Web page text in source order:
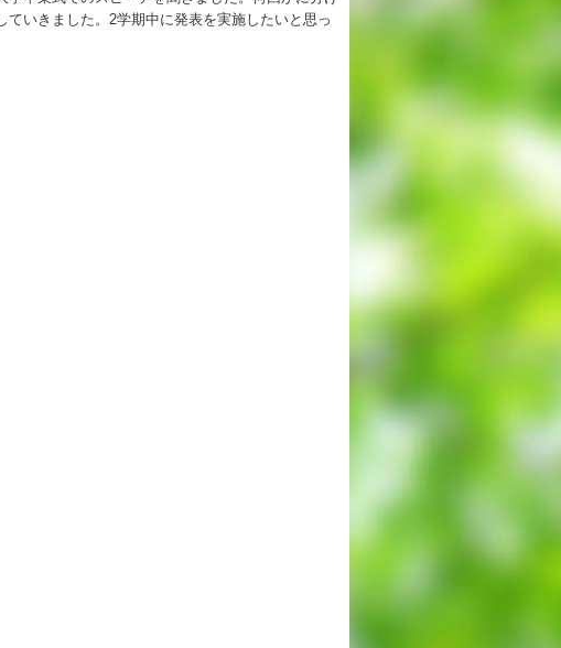
いきました。2学期中に発表を実施したいと思っゆりっこおすすめの
行事スケジュール
2027年度 入試について
入試関連よくある質問